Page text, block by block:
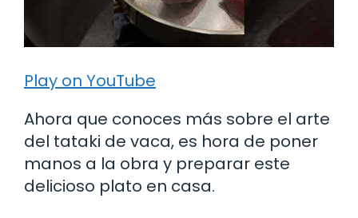
Play on YouTube
Ahora que conoces más sobre el arte
del tataki de vaca, es hora de poner
manos a la obra y preparar este
delicioso plato en casa.